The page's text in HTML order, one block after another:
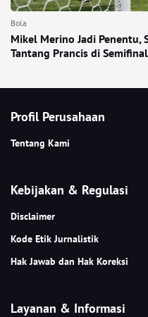
Bola
Mikel Merino Jadi Penentu,
Tantang Prancis di Semifinal
Profil Perusahaan
Tentang Kami
Kebijakan & Regulasi
Disclaimer
Kode Etik Jurnalistik
Hak Jawab dan Hak Koreksi
Layanan & Informasi